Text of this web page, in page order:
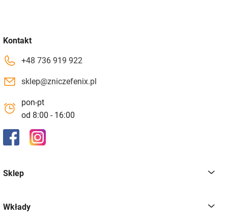
Kontakt
+48 736 919 922
sklep@zniczefenix.pl
pon-pt
od 8:00 - 16:00
Sklep
Wkłady